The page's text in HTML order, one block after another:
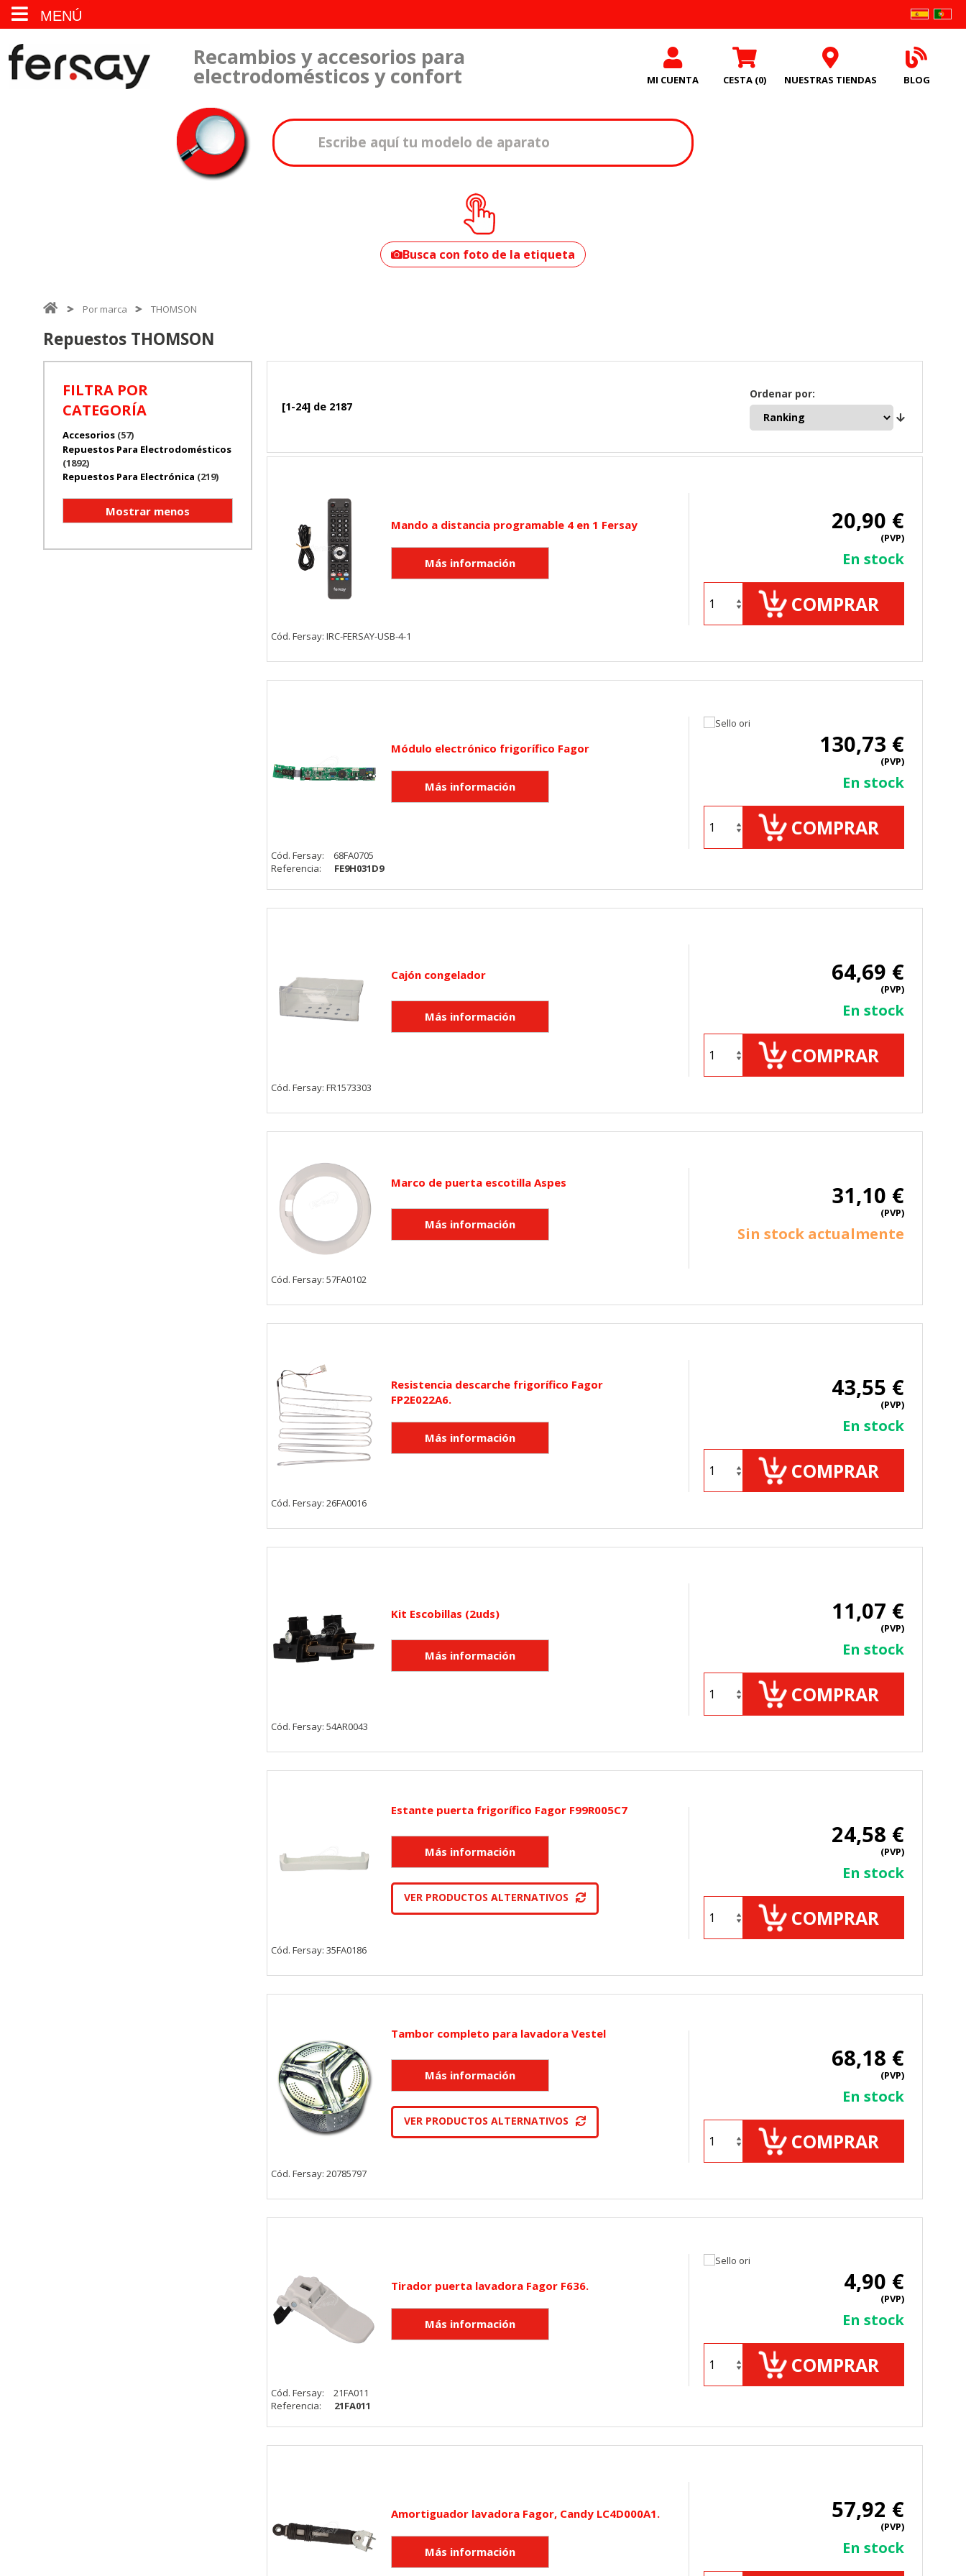
MENÚ
Recambios y accesorios para
electrodomésticos y confort MI CUENTA CESTA (0) NUESTRAS TIENDAS BLOG
tu modelo?
Busca con foto de la etiqueta
Por marca THOMSON
Repuestos THOMSON
FILTRA POR
CATEGORÍA
Accesorios (57)
Repuestos Para Electrodomésticos
(1892)
Repuestos Para Electrónica (219)
[1-24] de 2187
Ordenar por:
Mando a distancia programable 4 en 1 Fersay 20,90 €
(PVP)
En stock
COMPRAR
Cód. Fersay: IRC-FERSAY-USB-4-1
Módulo electrónico frigorífico Fagor 130,73 €
(PVP)
En stock
COMPRAR
Cód. Fersay:
68FA0705
Referencia:
FE9H031D9
Cajón congelador 64,69 €
(PVP)
En stock
COMPRAR
Cód. Fersay: FR1573303
Marco de puerta escotilla Aspes 31,10 €
(PVP)
Sin stock actualmente
Cód. Fersay: 57FA0102
Resistencia descarche frigorífico Fagor
FP2E022A6.
43,55 €
(PVP)
En stock
COMPRAR
Cód. Fersay: 26FA0016
Kit Escobillas (2uds) 11,07 €
(PVP)
En stock
COMPRAR
Cód. Fersay: 54AR0043
Estante puerta frigorífico Fagor F99R005C7
VER PRODUCTOS ALTERNATIVOS
24,58 €
(PVP)
En stock
COMPRAR
Cód. Fersay: 35FA0186
Tambor completo para lavadora Vestel
VER PRODUCTOS ALTERNATIVOS
68,18 €
(PVP)
En stock
COMPRAR
Cód. Fersay: 20785797
Tirador puerta lavadora Fagor F636. 4,90 €
(PVP)
En stock
COMPRAR
Cód. Fersay:
21FA011
Referencia:
21FA011
Amortiguador lavadora Fagor, Candy LC4D000A1. 57,92 €
(PVP)
En stock
Estas cookies son necesarias para que el sitio web funcione y no se pueden desactivar en nuestros sistemas. Puede configurar su
navegador para bloquear o alertar sobre estas cookies, pero alguna áreas del sitio no funcionarán. Estas cookies no almacenan ninguna
información de identificación personal.
_utma,_utmb,_utmc,_utmz,_utmt,_utmz,_atuvc,_atuvs, _ga, _gid, _evPromtCookies
Estas cookies pueden ser establecidas a través de nuestro sitio por nuestros socios publicitarios. Pueden ser utilizadas por esas
empresas para crear un perfil de sus intereses y mostrarle anuncios relevantes en otros sitios. No almacenan directamente información